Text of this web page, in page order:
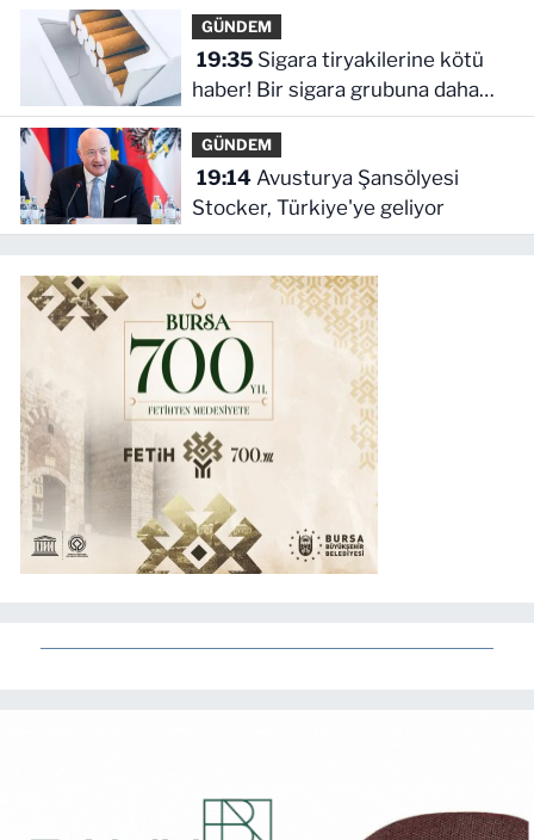
GÜNDEM
19:35Sigara tiryakilerine kötü
haber! Bir sigara grubuna daha
zam geldi
GÜNDEM
19:14Avusturya Şansölyesi
Stocker, Türkiye'ye geliyor